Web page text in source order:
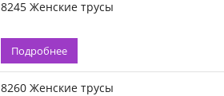
8245 Женские трусы
Подробнее
8260 Женские трусы